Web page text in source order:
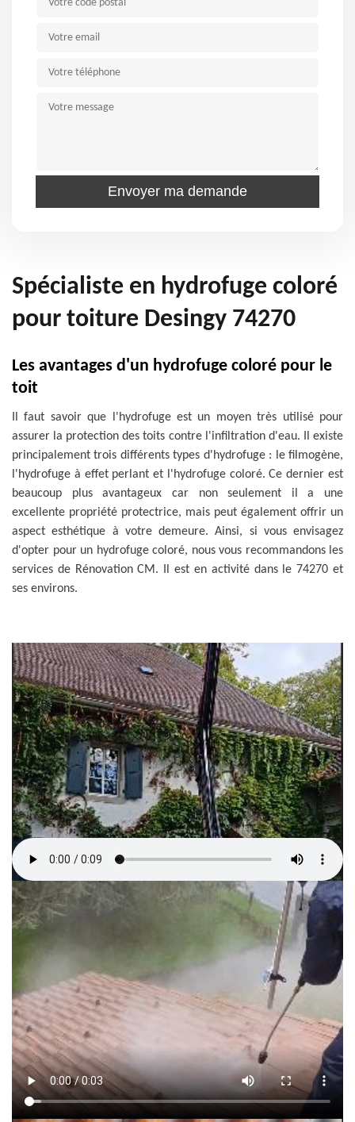
Spécialiste en hydrofuge coloré
pour toiture Desingy 74270
Les avantages d'un hydrofuge coloré pour le
toit
Il faut savoir que l'hydrofuge est un moyen très utilisé pour
assurer la protection des toits contre l'infiltration d'eau. Il existe
principalement trois différents types d'hydrofuge : le filmogène,
l'hydrofuge à effet perlant et l'hydrofuge coloré. Ce dernier est
beaucoup plus avantageux car non seulement il a une
excellente propriété protectrice, mais peut également offrir un
aspect esthétique à votre demeure. Ainsi, si vous envisagez
d'opter pour un hydrofuge coloré, nous vous recommandons les
services de Rénovation CM. Il est en activité dans le 74270 et
ses environs.